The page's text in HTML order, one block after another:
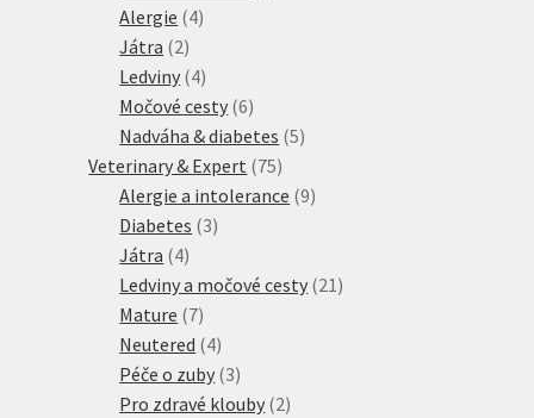
Alergie 44
Játra 22
produkty
Ledviny 44
produkty
Močové cesty 66
produktů
Nadváha & diabetes 55
Veterinary & Expert 7575
produktů
Alergie a intolerance 99
Diabetes 33
Játra 44
produkty
Ledviny a močové cesty 21 21
Mature 77
produktů
Neutered 44
produkty
Péče o zuby 33
produkty
Pro zdravé klouby 22